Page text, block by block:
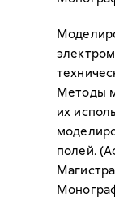
Методы
их
полей.